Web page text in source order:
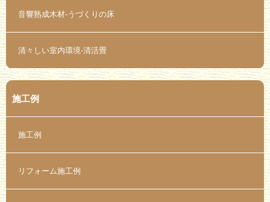
音響熟成木材-うづくりの床
清々しい室内環境-清活畳
施工例
施工例
リフォーム施工例